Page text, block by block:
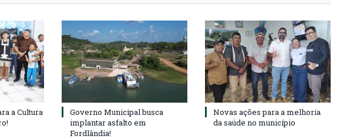
a Cultura
Governo Municipal busca
implantar asfalto em
Fordlândia!
Novas ações para a melhoria
da saúde no município